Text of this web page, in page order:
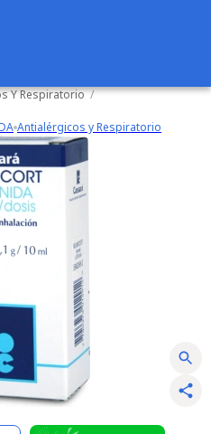
Y Respiratorio /
Antialérgicos y Respiratorio